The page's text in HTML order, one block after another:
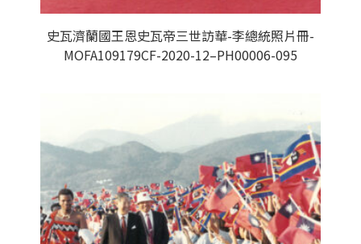
史瓦濟蘭國王恩史瓦帝三世訪華-李總統照片冊-
MOFA109179CF-2020-12–PH00006-095